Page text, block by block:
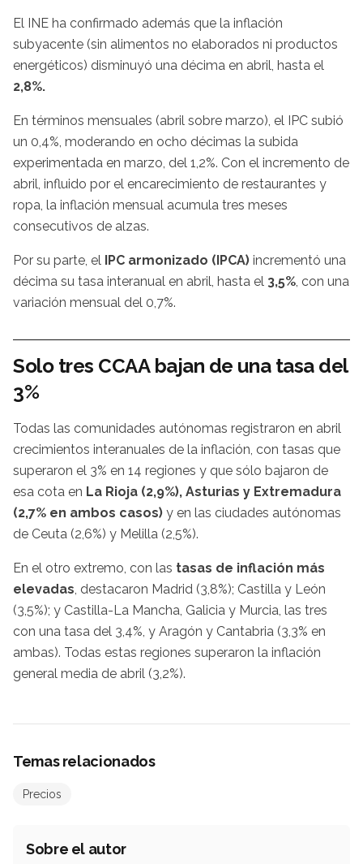
El INE ha confirmado además que la inflación
subyacente (sin alimentos no elaborados ni productos
energéticos) disminuyó una décima en abril, hasta el
2,8%.
En términos mensuales (abril sobre marzo), el IPC subió
un 0,4%, moderando en ocho décimas la subida
experimentada en marzo, del 1,2%. Con el incremento de
abril, influido por el encarecimiento de restaurantes y
ropa, la inflación mensual acumula tres meses
consecutivos de alzas.
Por su parte, el IPC armonizado (IPCA) incrementó una
décima su tasa interanual en abril, hasta el 3,5%, con una
variación mensual del 0,7%.
Solo tres CCAA bajan de una tasa del
3%
Todas las comunidades autónomas registraron en abril
crecimientos interanuales de la inflación, con tasas que
superaron el 3% en 14 regiones y que sólo bajaron de
esa cota en La Rioja (2,9%), Asturias y Extremadura
(2,7% en ambos casos) y en las ciudades autónomas
de Ceuta (2,6%) y Melilla (2,5%).
En el otro extremo, con las tasas de inflación más
elevadas, destacaron Madrid (3,8%); Castilla y León
(3,5%); y Castilla-La Mancha, Galicia y Murcia, las tres
con una tasa del 3,4%, y Aragón y Cantabria (3,3% en
ambas). Todas estas regiones superaron la inflación
general media de abril (3,2%).
Temas relacionados
Precios
Sobre el autor